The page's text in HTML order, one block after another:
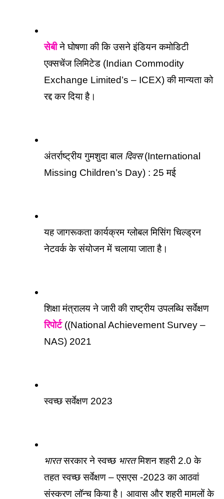
सेबी ने घोषणा की कि उसने इंडियन कमोडिटी
एक्सचेंज लिमिटेड (Indian Commodity
Exchange Limited’s – ICEX) की मान्यता को
रद्द कर दिया है।
अंतर्राष्ट्रीय गुमशुदा बाल दिवस (International
Missing Children’s Day) : 25 मई
यह जागरूकता कार्यक्रम ग्लोबल मिसिंग चिल्ड्रन
नेटवर्क के संयोजन में चलाया जाता है।
रिपोर्ट ((National Achievement Survey –
NAS) 2021
स्वच्छ सर्वेक्षण 2023
भारत सरकार ने स्वच्छ भारत मिशन शहरी 2.0 के
तहत स्वच्छ सर्वेक्षण – एसएस -2023 का आठवां
संस्करण लॉन्च किया है। आवास और शहरी मामलों के